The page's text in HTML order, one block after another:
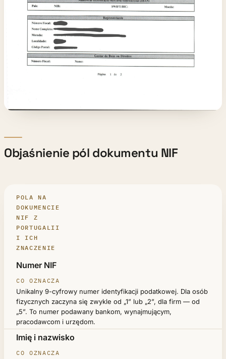
Objaśnienie pól dokumentu NIF
POLA NA
DOKUMENCIE
NIF Z
PORTUGALII
I ICH
ZNACZENIE
POLE
CO OZNACZA
Numer NIF
Unikalny 9-cyfrowy numer identyfikacji podatkowej. Dla osób
fizycznych zaczyna się zwykle od „1” lub „2”, dla firm — od
„5”. To numer podawany bankom, wynajmującym,
pracodawcom i urzędom.
Imię i nazwisko